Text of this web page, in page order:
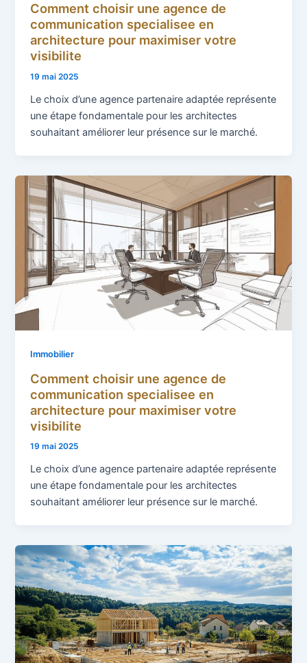
Comment choisir une agence de
communication specialisee en
architecture pour maximiser votre
visibilite
19 mai 2025
Le choix d’une agence partenaire adaptée représente
une étape fondamentale pour les architectes
souhaitant améliorer leur présence sur le marché.
Immobilier
Comment choisir une agence de
communication specialisee en
architecture pour maximiser votre
visibilite
19 mai 2025
Le choix d’une agence partenaire adaptée représente
une étape fondamentale pour les architectes
souhaitant améliorer leur présence sur le marché.